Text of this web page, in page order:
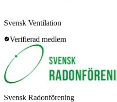
Svensk Ventilation
Verifierad medlem
Svensk Radonförening